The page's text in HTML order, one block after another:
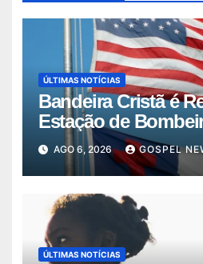
ÚLTIMAS NOTÍCIAS
Bandeira Cristã é
Estação de
Missouri …
AGO 6, 2026 GOSPEL
ÚLTIMAS NOTÍCIAS